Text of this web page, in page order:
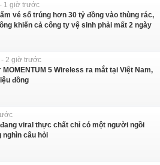
1 giờ trước
vé số trúng hơn 30 tỷ đồng vào thùng rác,
khiến cả công ty vệ sinh phải mất 2 ngày
2 giờ trước
MOMENTUM 5 Wireless ra mắt tại Việt Nam,
đồng
viral thực chất chỉ có một người ngồi
nghìn câu hỏi